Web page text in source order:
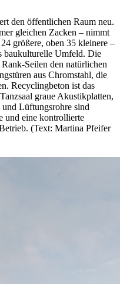
den öffentlichen Raum neu.
gleichen Zacken – nimmt
größere, oben 35 kleinere –
baukulturelle Umfeld. Die
Seilen den natürlichen
aus Chromstahl, die
Recyclingbeton ist das
graue Akustikplatten,
Lüftungsrohre sind
und eine kontrollierte
(Text: Martina Pfeifer